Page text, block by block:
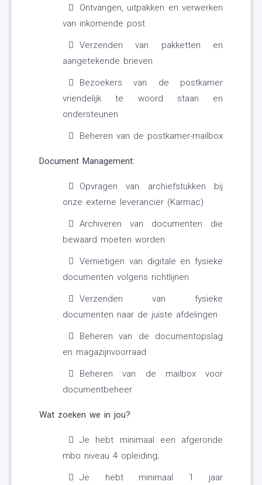
Ontvangen, uitpakken en verwerken
van inkomende post
Verzenden van pakketten en
aangetekende brieven
Bezoekers van de postkamer
vriendelijk te woord staan en
ondersteunen
Beheren van de postkamer-mailbox
Document Management:
Opvragen van archiefstukken bij
onze externe leverancier (Karmac)
Archiveren van documenten die
bewaard moeten worden
Vernietigen van digitale en fysieke
documenten volgens richtlijnen
Verzenden van fysieke
documenten naar de juiste afdelingen
Beheren van de documentopslag
en magazijnvoorraad
Beheren van de mailbox voor
documentbeheer
Wat zoeken we in jou?
Je hebt minimaal een afgeronde
mbo niveau 4 opleiding;
Je hebt minimaal 1 jaar